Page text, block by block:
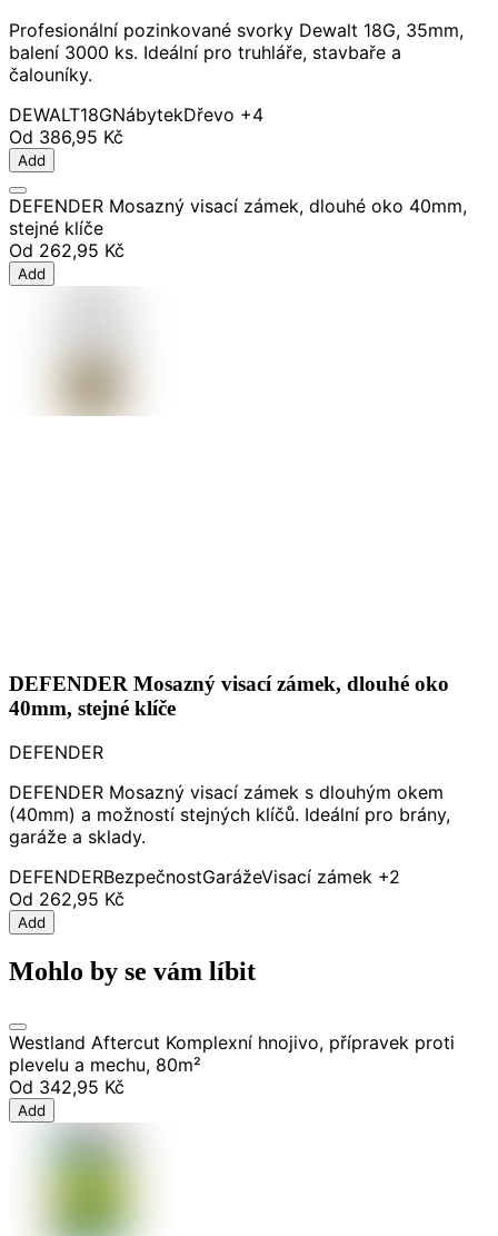
Profesionální pozinkované svorky Dewalt 18G, 35mm,
balení 3000 ks. Ideální pro truhláře, stavbaře a
čalouníky.
DEWALT18GNábytekDřevo +4
Od 386,95 Kč
Add
DEFENDER Mosazný visací zámek, dlouhé oko 40mm,
stejné klíče
Od 262,95 Kč
Add
DEFENDER Mosazný visací zámek, dlouhé oko
40mm, stejné klíče
DEFENDER
DEFENDER Mosazný visací zámek s dlouhým okem
(40mm) a možností stejných klíčů. Ideální pro brány,
garáže a sklady.
DEFENDERBezpečnostGarážeVisací zámek +2
Od 262,95 Kč
Add
Mohlo by se vám líbit
Westland Aftercut Komplexní hnojivo, přípravek proti
plevelu a mechu, 80m²
Od 342,95 Kč
Add